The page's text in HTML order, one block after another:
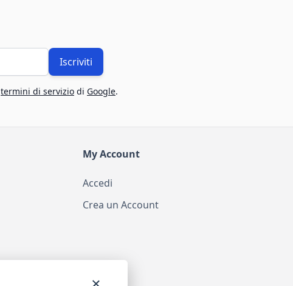
Iscriviti
termini di servizio di Google.
My Account
Accedi
Crea un Account